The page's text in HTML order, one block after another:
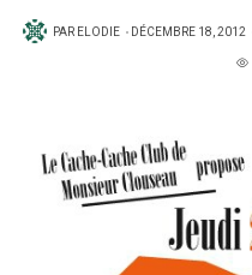
PAR ELODIE
PUBLIÉ
DÉCEMBRE 18, 2012